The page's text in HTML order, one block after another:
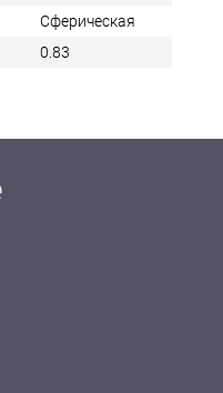
Сферическая
0.83